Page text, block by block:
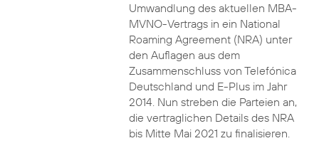
Umwandlung des aktuellen MBA-
MVNO-Vertrags in ein National
Roaming Agreement (NRA) unter
den Auflagen aus dem
Zusammenschluss von Telefónica
Deutschland und E-Plus im Jahr
2014. Nun streben die Parteien an,
die vertraglichen Details des NRA
bis Mitte Mai 2021 zu finalisieren.